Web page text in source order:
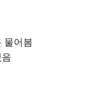
물어봄